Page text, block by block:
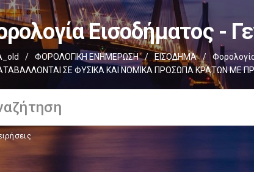
Εισοδήματος -
/ ΦΟΡΟΛΟΓΙΚΗ ΕΝΗΜΕΡΩΣΗ / ΕΙΣΟΔΗΜΑ /
ΣΕ ΦΥΣΙΚΑ ΚΑΙ ΝΟΜΙΚΑ ΠΡΟΣΩΠΑ ΚΡΑΤΩΝ ΜΕ